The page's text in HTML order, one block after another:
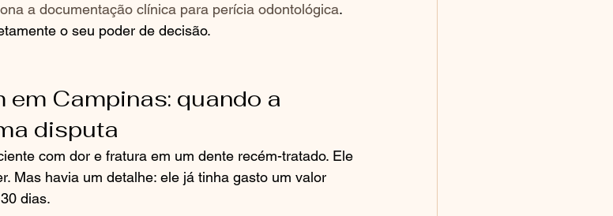
a documentação clínica para perícia odontológica.
o seu poder de decisão.
Campinas: quando a
disputa
com dor e fratura em um dente recém-tratado. Ele
Mas havia um detalhe: ele já tinha gasto um valor
dias.